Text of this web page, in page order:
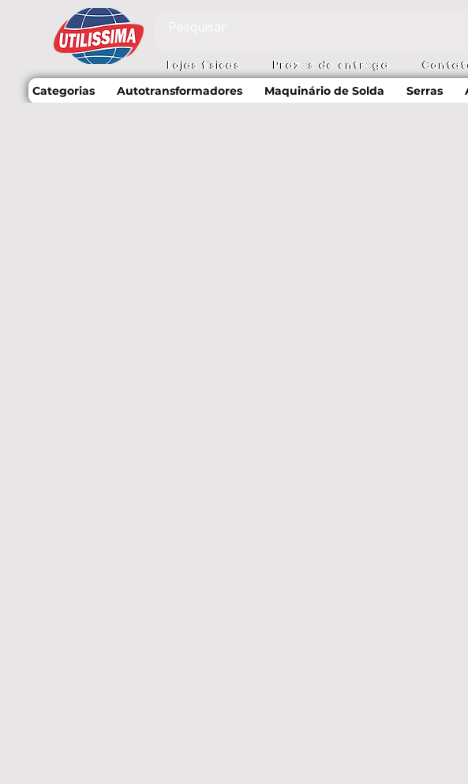
Lojas físicas Prazos de entrega
Categorias Autotransformadores Maquinário de Solda Serras